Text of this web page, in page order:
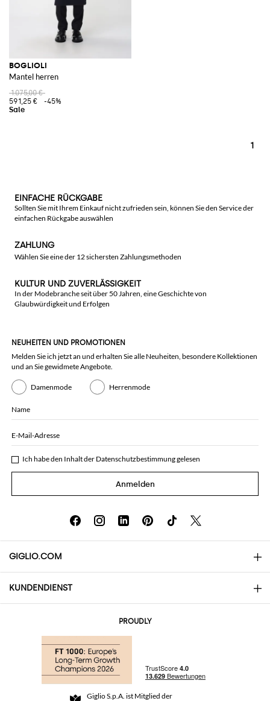
BOGLIOLI
Mantel herren
1.075,00 €
591,25 €
-45%
1
EINFACHE RÜCKGABE
Sollten Sie mit Ihrem Einkauf nicht zufrieden sein, können Sie den Service der
einfachen Rückgabe auswählen
ZAHLUNG
Wählen Sie eine der 12 sichersten Zahlungsmethoden
KULTUR UND ZUVERLÄSSIGKEIT
In der Modebranche seit über 50 Jahren, eine Geschichte von
Glaubwürdigkeit und Erfolgen
NEUHEITEN UND PROMOTIONEN
Melden Sie ich jetzt an und erhalten Sie alle Neuheiten, besondere Kollektionen
und an Sie gewidmete Angebote.
Damenmode Herrenmode
Name
E-Mail-Adresse
Ich habe den Inhalt der Datenschutzbestimmunggelesen
Anmelden
GIGLIO.COM
Über uns
Community Store
KUNDENDIENST
Rückgabe und Rückerstattungen
Geschäftsbedingungen
PROUDLY
Giglio S.p.A. ist Mitglied der